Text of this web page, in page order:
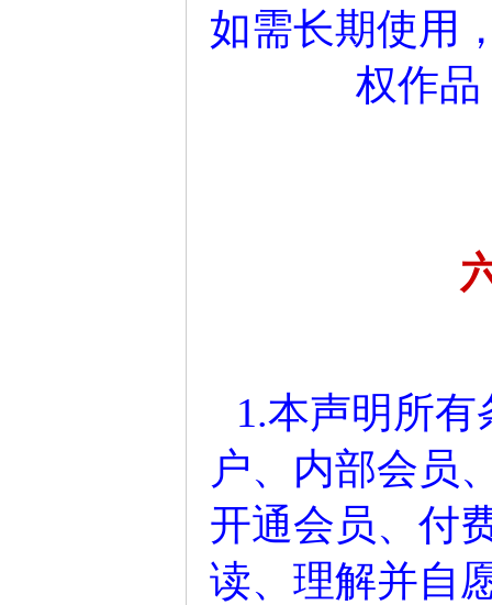
如需长期使用
权作
1.本声明所
户、内部会员
开通会员、付
读、理解并自